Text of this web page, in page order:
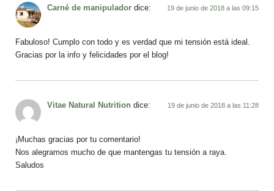
Carné de manipulador dice: 19 de junio de 2018 a las 09:15
Fabuloso! Cumplo con todo y es verdad que mi tensión está ideal.
Gracias por la info y felicidades por el blog!
Vitae Natural Nutrition dice: 19 de junio de 2018 a las 11:28
¡Muchas gracias por tu comentario!
Nos alegramos mucho de que mantengas tu tensión a raya.
Saludos